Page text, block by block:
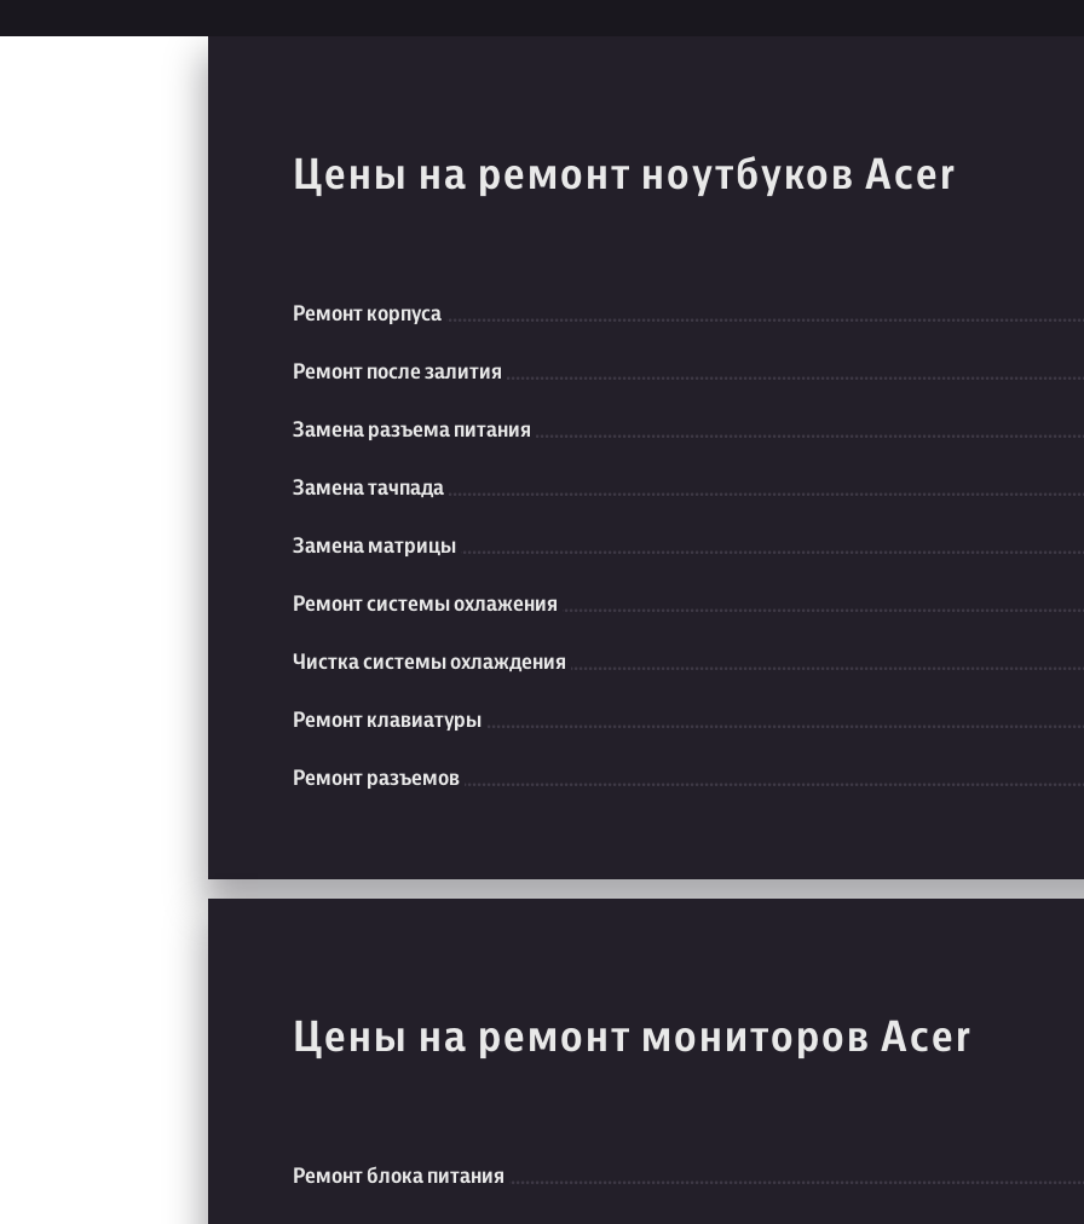
Цены на ремонт ноутбуков Acer
Ремонт корпуса
Ремонт после залития
Замена разъема питания
Замена тачпада
Замена матрицы
Ремонт системы охлажения
Чистка системы охлаждения
Ремонт клавиатуры
Ремонт разъемов
Цены на ремонт мониторов Acer
Ремонт блока питания